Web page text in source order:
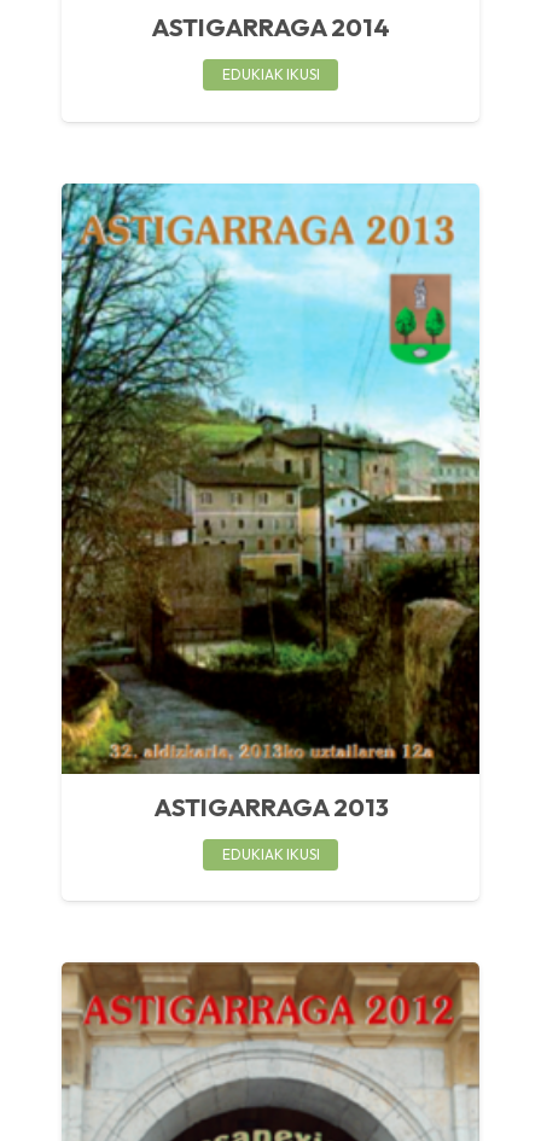
ASTIGARRAGA 2014
EDUKIAK IKUSI
ASTIGARRAGA 2013
EDUKIAK IKUSI